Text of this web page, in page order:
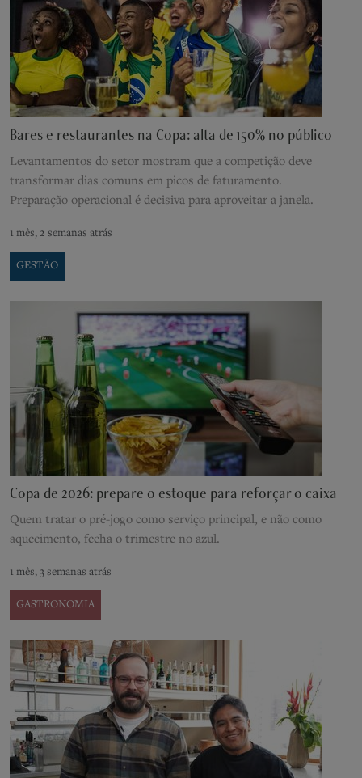
Bares e restaurantes na Copa: alta de 150% no público
Levantamentos do setor mostram que a competição deve
transformar dias comuns em picos de faturamento.
Preparação operacional é decisiva para aproveitar a janela.
1 mês, 2 semanas atrás
GESTÃO
Copa de 2026: prepare o estoque para reforçar o caixa
Quem tratar o pré-jogo como serviço principal, e não como
aquecimento, fecha o trimestre no azul.
1 mês, 3 semanas atrás
GASTRONOMIA